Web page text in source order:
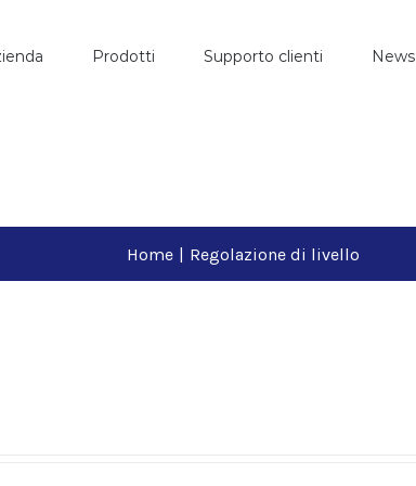
Prodotti Supporto clienti News
Home | Regolazione di livello